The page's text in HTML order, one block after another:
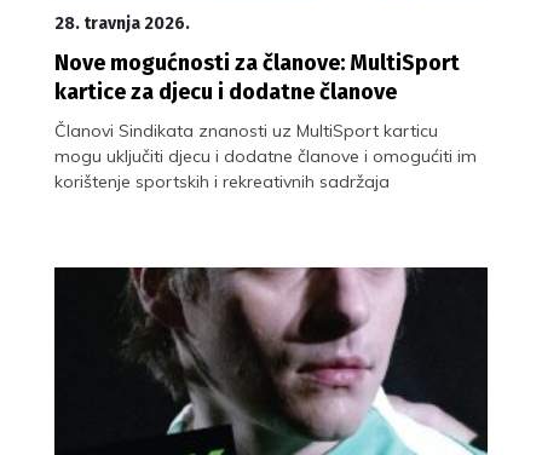
28. travnja 2026.
Nove mogućnosti za članove: MultiSport
kartice za djecu i dodatne članove
Članovi Sindikata znanosti uz MultiSport karticu
mogu uključiti djecu i dodatne članove i omogućiti im
korištenje sportskih i rekreativnih sadržaja